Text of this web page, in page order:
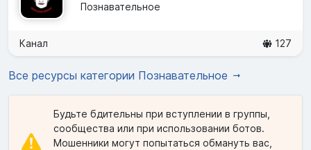
Познавательное
Канал 127
Все ресурсы категории Познавательное
Будьте бдительны при вступлении в группы,
сообщества или при использовании ботов.
Мошенники могут попытаться обмануть вас,